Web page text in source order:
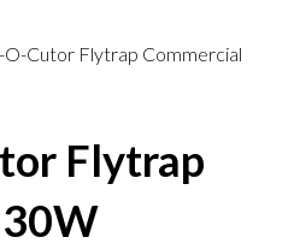
O-Cutor Flytrap Commercial
Flytrap